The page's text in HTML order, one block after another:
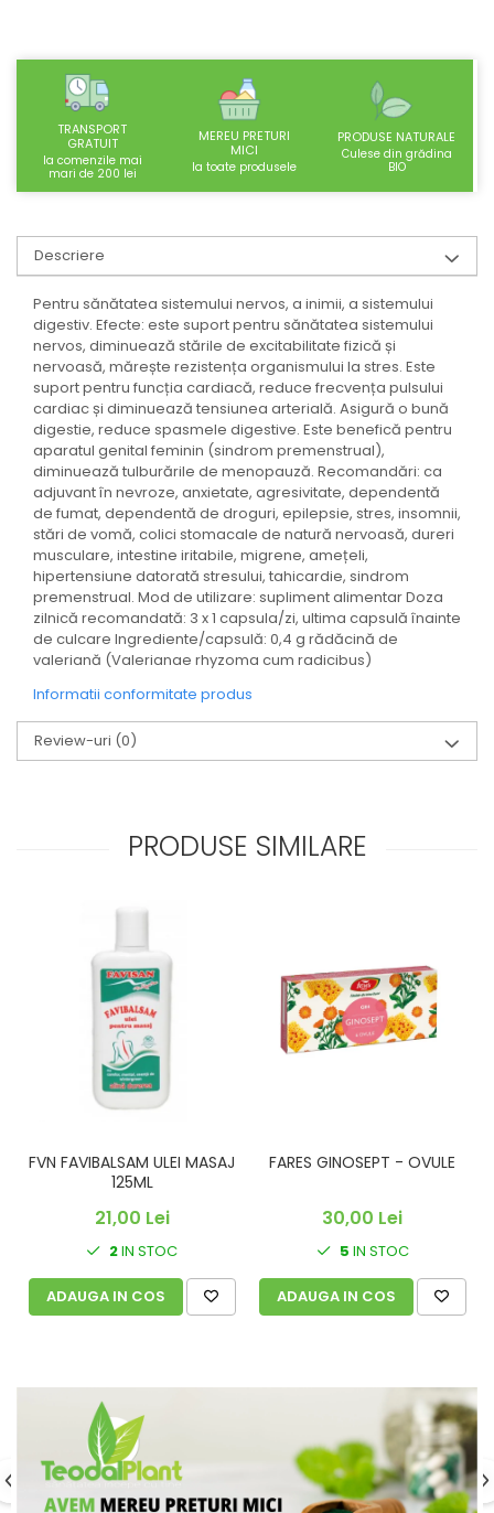
COLON
SUPLIMENTE IMUNITATE
COSMETICE FAȚĂ
CREME CORP-MASAJ-MAINI -
CALCAIE
ULEIURI
CEAIURI
GEMODERIVATE
CREME AFECTIUNI PIELE
SUPOZITOARE
TINCTURI
SUPERALIMENTE
TRANSPORT
GRATUIT
la comenzile mai
mari de 200 lei
MEREU PRETURI
MICI
la toate produsele
PRODUSE NATURALE
Culese din grădina
BIO
Descriere
Pentru sănătatea sistemului nervos, a inimii, a sistemului
digestiv. Efecte: este suport pentru sănătatea sistemului
nervos, diminuează stările de excitabilitate fizică și
nervoasă, mărește rezistența organismului la stres. Este
suport pentru funcția cardiacă, reduce frecvența pulsului
cardiac și diminuează tensiunea arterială. Asigură o bună
digestie, reduce spasmele digestive. Este benefică pentru
aparatul genital feminin (sindrom premenstrual),
diminuează tulburările de menopauză. Recomandări: ca
adjuvant în nevroze, anxietate, agresivitate, dependentă
de fumat, dependentă de droguri, epilepsie, stres, insomnii,
stări de vomă, colici stomacale de natură nervoasă, dureri
musculare, intestine iritabile, migrene, amețeli,
hipertensiune datorată stresului, tahicardie, sindrom
premenstrual. Mod de utilizare: supliment alimentar Doza
zilnică recomandată: 3 x 1 capsula/zi, ultima capsulă înainte
de culcare Ingrediente/capsulă: 0,4 g rădăcină de
valeriană (Valerianae rhyzoma cum radicibus)
Informatii conformitate produs
Review-uri (0)
PRODUSE SIMILARE
FVN FAVIBALSAM ULEI MASAJ
125ML
21,00 Lei
2IN STOC
ADAUGA IN COS
FARES GINOSEPT - OVULE
30,00 Lei
5 IN STOC
ADAUGA IN COS